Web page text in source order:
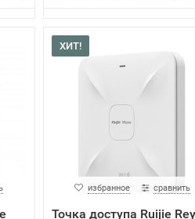
ХИТ!
избранное сравнить
Точка доступа Ruijie